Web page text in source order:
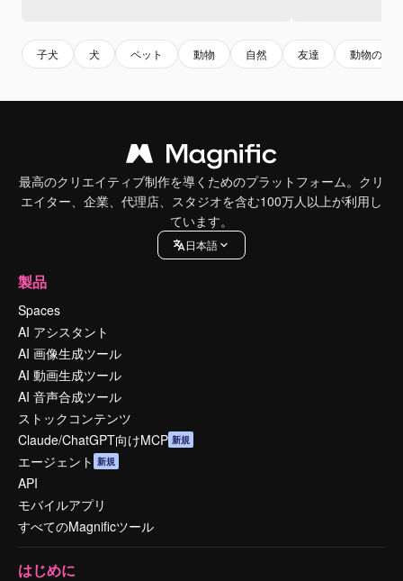
子犬 犬 ペット 動物 自然 友達 動物の耳
最高のクリエイティブ制作を導くためのプラットフォーム。クリ
エイター、企業、代理店、スタジオを含む100万人以上が利用し
ています。
日本語
製品
Spaces
AI アシスタント
AI 画像生成ツール
AI 動画生成ツール
AI 音声合成ツール
ストックコンテンツ
Claude/ChatGPT向けMCP 新規
エージェント 新規
API
モバイルアプリ
すべてのMagnificツール
はじめに